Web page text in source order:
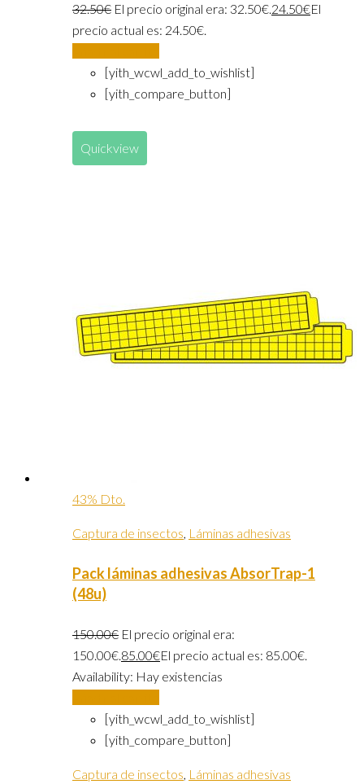
32.50€ El precio original era: 32.50€.24.50€El
precio actual es: 24.50€.
[yith_wcwl_add_to_wishlist]
[yith_compare_button]
Quickview
43% Dto.
Captura de insectos, Láminas adhesivas
Pack láminas adhesivas AbsorTrap-1
(48u)
150.00€ El precio original era:
150.00€.85.00€El precio actual es: 85.00€.
Availability: Hay existencias
[yith_wcwl_add_to_wishlist]
[yith_compare_button]
Captura de insectos, Láminas adhesivas